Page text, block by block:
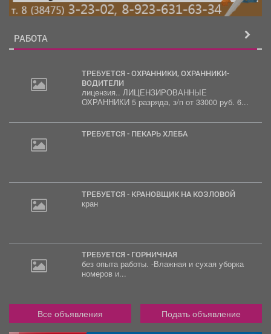
РАБОТА
ТРЕБУЕТСЯ - ОХРАННИКИ, ОХРАННИКИ-
ВОДИТЕЛИ
лицензия.. ЛИЦЕНЗИРОВАННЫЕ
ОХРАННИКИ 5 разряда, з/п от 33000 руб. 6...
ТРЕБУЕТСЯ - ПЕКАРЬ ХЛЕБА
ТРЕБУЕТСЯ - КРАНОВЩИК НА КОЗЛОВОЙ
кран
ТРЕБУЕТСЯ - ГОРНИЧНАЯ
без опыта работы. -Влажная и сухая уборка
номеров и...
Все объявления Подать объявление